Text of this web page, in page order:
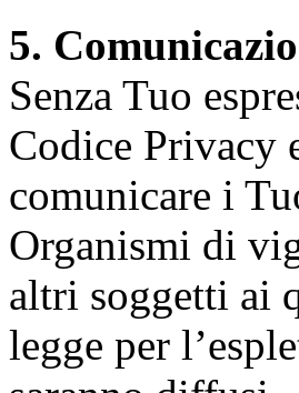
5.
Senza Tuo
Codice Privacy
comunicare i
Organismi di
altri soggetti ai
legge per